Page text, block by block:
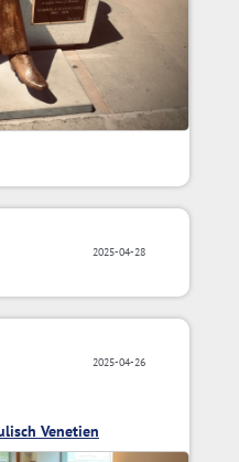
2025-04-28
2025-04-26
Venetien